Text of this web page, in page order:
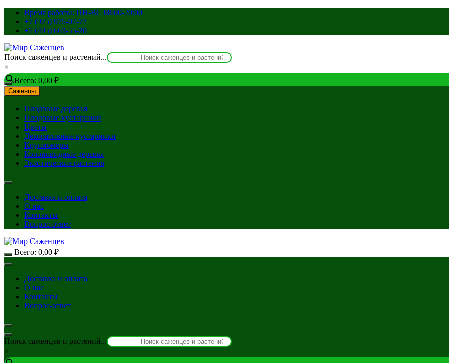
Перейти
содержимому
Время работы: ПН-ВС 08:00-20:00
+7 (925) 975-07-77
+7 (495) 663-55-20
Поиск саженцев и растений...
×
Всего: 0,00 ₽
Саженцы
Плодовые деревья
Плодовые кустарники
Цветы
Декоративные кустарники
Крупномеры
Колоновидные деревья
Экзотические растения
Доставка и оплата
О нас
Контакты
Вопрос-ответ
Всего: 0,00 ₽
Доставка и оплата
О нас
Контакты
Вопрос-ответ
Поиск саженцев и растений...
×